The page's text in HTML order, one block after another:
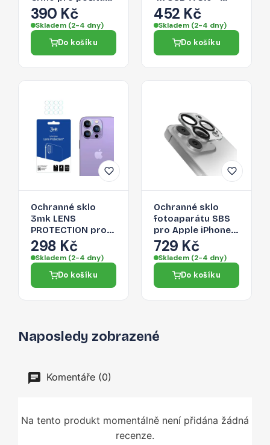
a chytrý telefon -
černá
390 Kč
Skladem (2-4 dny)
Do košíku
černá
452 Kč
Skladem (2-4 dny)
Do košíku
Ochranné sklo
3mk LENS
PROTECTION pro
iPhone 14 Pro Max
/ 14 Pro - pro zadní
kameru
298 Kč
Skladem (2-4 dny)
Do košíku
Ochranné sklo
fotoaparátu SBS
pro Apple iPhone
14 Pro Max
729 Kč
Skladem (2-4 dny)
Do košíku
Naposledy zobrazené
Komentáře (0)
Na tento produkt momentálně není přidána žádná
recenze.